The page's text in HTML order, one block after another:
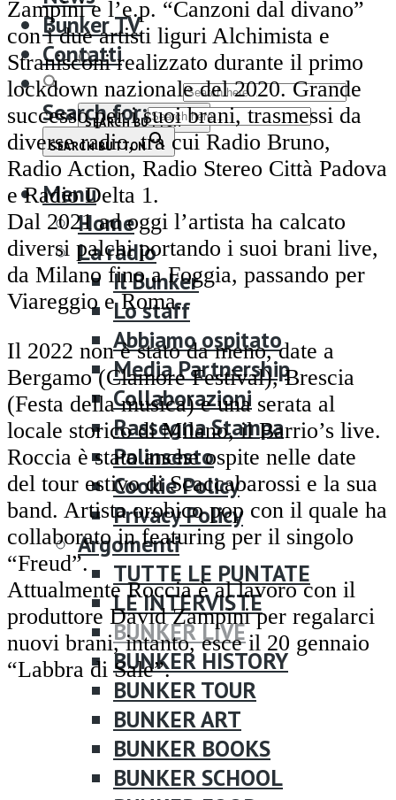
Contatti
Search for:
SEARCH BUTTON
Bunker TV
Contatti
Search for:
SEARCH BUTTON
Menu
Home
La radio
Il Bunker
Lo staff
Abbiamo ospitato
Media Partnership
Collaborazioni
Rassegna Stampa
Palinsesto
Cookie Policy
Privacy Policy
Argomenti
TUTTE LE PUNTATE
LE INTERVISTE
BUNKER LIVE
BUNKER HISTORY
BUNKER TOUR
BUNKER ART
BUNKER BOOKS
BUNKER SCHOOL
Zampini e l’e.p. “Canzoni dal divano”
con i due artisti liguri Alchimista e
Stranisconi realizzato durante il primo
lockdown nazionale del 2020. Grande
successo per i suoi brani, trasmessi da
diverse radio, tra cui Radio Bruno,
Radio Action, Radio Stereo Città Padova
e Radio Delta 1.
Dal 2021 ad oggi l’artista ha calcato
diversi palchi portando i suoi brani live,
da Milano fino a Foggia, passando per
Viareggio e Roma.
Il 2022 non è stato da meno, date a
Bergamo (Clamore Festival), Brescia
(Festa della musica) e una serata al
locale storico di Milano, il Barrio’s live.
Roccia è stato anche ospite nelle date
del tour estivo di Scaccabarossi e la sua
band. Artista orobico pop con il quale ha
collaborato in featuring per il singolo
“Freud”.
Attualmente Roccia è al lavoro con il
produttore David Zampini per regalarci
nuovi brani, intanto, esce il 20 gennaio
“Labbra di Sale”.